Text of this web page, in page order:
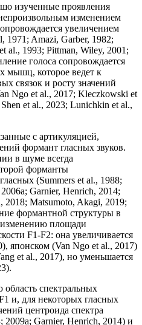
изученные проявления
изменением
увеличением
1971; Amazi, Garber, 1982;
al., 1993; Pittman, Wiley, 2001;
голоса сопровождается
мышц, которое ведет к
связок и росту значений
Ngo et al., 2017; Kleczkowski et
et al., 2023; Lunichkin et al.,
с артикуляцией,
формант гласных звуков.
в шуме всегда
форманты
(Summers et al., 1988;
Garnier, Henrich, 2014;
2018; Matsumoto, Akagi, 2019;
формантной структуры в
площади
F1-F2: она увеличивается
японском (Van Ngo et al., 2017)
et al., 2017), но уменьшается
спектральных
и, для некоторых гласных
центроида спектра
2009a; Garnier, Henrich, 2014) и